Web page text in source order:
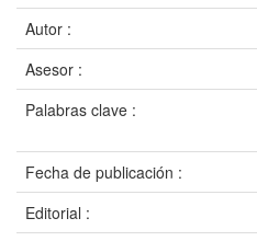
Autor :
Asesor :
Palabras clave :
Fecha de publicación :
Editorial :